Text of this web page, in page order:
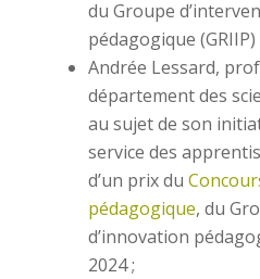
du Groupe
pédagogique (GRIIP)
Andrée Lessard,
département des
au sujet de son
service des
d’un prix du
pédagogique, du
d’innovation
2024 ;